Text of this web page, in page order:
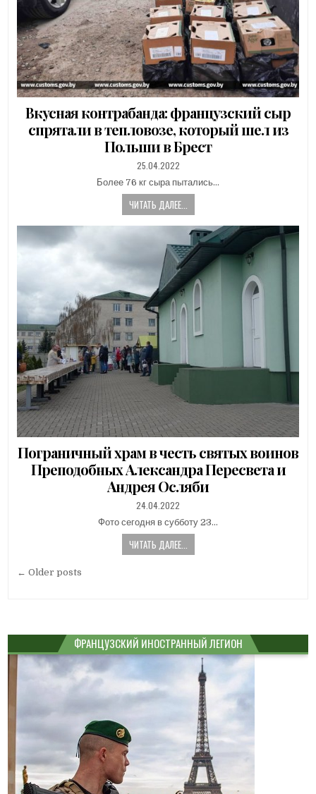
Вкусная контрабанда: французский сыр
спрятали в тепловозе, который шел из
Польши в Брест
PUBLISHED
DATE:
25.04.2022
Более 76 кг сыра пытались…
ЧИТАТЬ ДАЛЕЕ...
Пограничный храм в честь святых воинов
Преподобных Александра Пересвета и
Андрея Осляби
PUBLISHED
DATE:
24.04.2022
Фото сегодня в субботу 23…
ЧИТАТЬ ДАЛЕЕ...
Навигация
← Older posts
ФРАНЦУЗСКИЙ ИНОСТРАННЫЙ ЛЕГИОН